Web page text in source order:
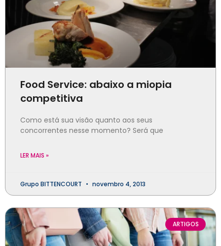
Food Service: abaixo a miopia
competitiva
Como está sua visão quanto aos seus
concorrentes nesse momento? Será que
LER MAIS »
Grupo BITTENCOURT novembro 4, 2013
ARTIGOS